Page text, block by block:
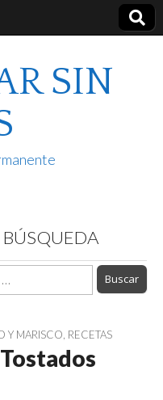
SIN
BÚSQUEDA
Y MARISCO, RECETAS